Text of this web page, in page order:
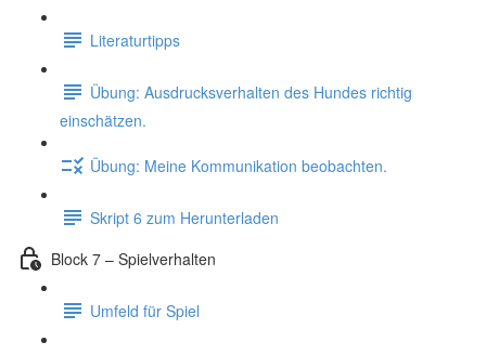
Literaturtipps
Übung: Ausdrucksverhalten des Hundes richtig
einschätzen.
Übung: Meine Kommunikation beobachten.
Skript 6 zum Herunterladen
Block 7 – Spielverhalten
Umfeld für Spiel